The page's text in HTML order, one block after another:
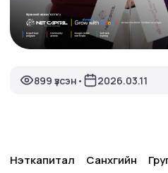
899 үзсэн • 2026.03.11
Нэткапитал Санхүүгийн